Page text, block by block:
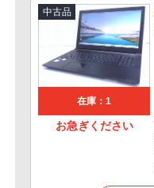
中古品
在庫：1
お急ぎください